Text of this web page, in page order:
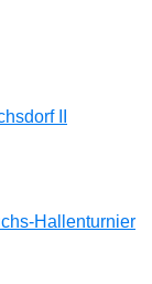
II
Hallenturnier